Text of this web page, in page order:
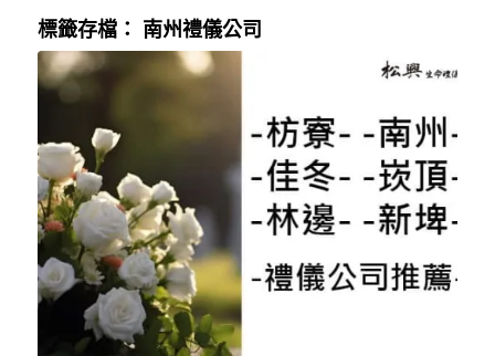
標籤存檔： 南州禮儀公司